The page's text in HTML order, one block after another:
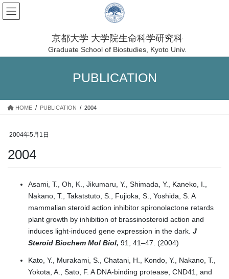
コ
ン
へ
プ
ナ
ビ
ョ
動
京都大学 大学院生命科学研究科
Graduate School of Biostudies, Kyoto Univ.
PUBLICATION
HOME PUBLICATION 2004
2004年5月1日
2004
Asami, T., Oh, K., Jikumaru, Y., Shimada, Y., Kaneko, I.,
Nakano, T., Takatstuto, S., Fujioka, S., Yoshida, S. A
mammalian steroid action inhibitor spironolactone retards
plant growth by inhibition of brassinosteroid action and
induces light-induced gene expression in the dark. J
Steroid Biochem Mol Biol, 91, 41–47. (2004)
Kato, Y., Murakami, S., Chatani, H., Kondo, Y., Nakano, T.,
Yokota, A., Sato, F. A DNA-binding protease, CND41, and